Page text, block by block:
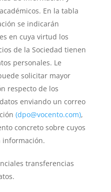
En la tabla
se indicarán
en cuya virtud los
de la Sociedad tienen
personales. Le
solicitar mayor
respecto de los
enviando un correo
(dpo@vocento.com),
concreto sobre cuyos
transferencias